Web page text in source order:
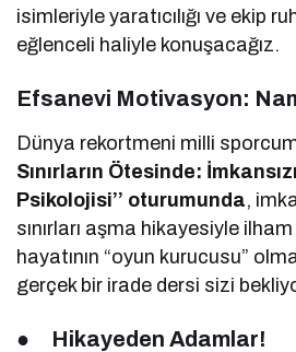
isimleriyle yaratıcılığı ve ekip
eğlenceli haliyle konuşacağız.
Efsanevi Motivasyon:
Dünya rekortmeni milli
Sınırların Ötesinde:
Psikolojisi’’ oturumunda,
sınırları aşma hikayesiyle
hayatının “oyun kurucusu”
gerçek bir irade dersi sizi
● Hikayeden Adamlar!